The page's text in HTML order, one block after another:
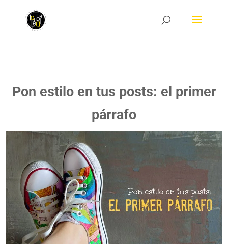
Pon estilo en tus posts: el primer
párrafo